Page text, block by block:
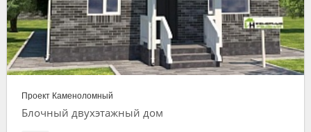
Проект Каменоломный
Блочный двухэтажный дом